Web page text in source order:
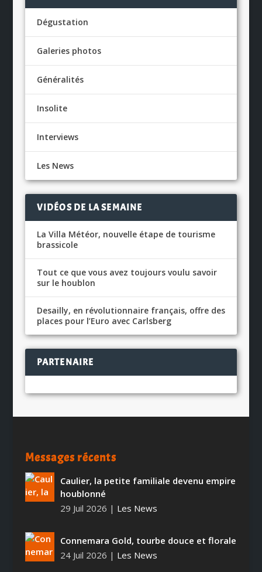
Dégustation
Galeries photos
Généralités
Insolite
Interviews
Les News
VIDÉOS DE LA SEMAINE
La Villa Météor, nouvelle étape de tourisme
brassicole
Tout ce que vous avez toujours voulu savoir
sur le houblon
Desailly, en révolutionnaire français, offre des
places pour l’Euro avec Carlsberg
PARTENAIRE
Messages récents
Caulier, la petite familiale devenu empire
houblonné
29 Juil 2026 | Les News
Connemara Gold, tourbe douce et florale
24 Juil 2026 | Les News